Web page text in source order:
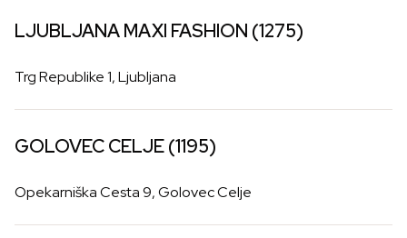
LJUBLJANA MAXI FASHION (1275)
Trg Republike 1, Ljubljana
GOLOVEC CELJE (1195)
Opekarniška Cesta 9, Golovec Celje